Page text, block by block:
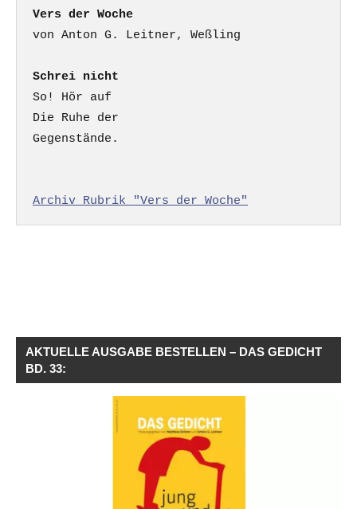
Vers der Woche
Schrei nicht
So! Hör auf
Die Ruhe der
Gegenstände.
Archiv Rubrik "Vers der Woche"
AKTUELLE AUSGABE BESTELLEN – DAS GEDICHT
BD. 33: